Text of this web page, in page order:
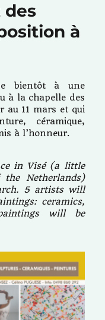
des
à
bientôt à une
à la chapelle des
au 11 mars et qui
céramique,
à l’honneur.
in Visé (a little
Netherlands)
5 artists will
ceramics,
will be